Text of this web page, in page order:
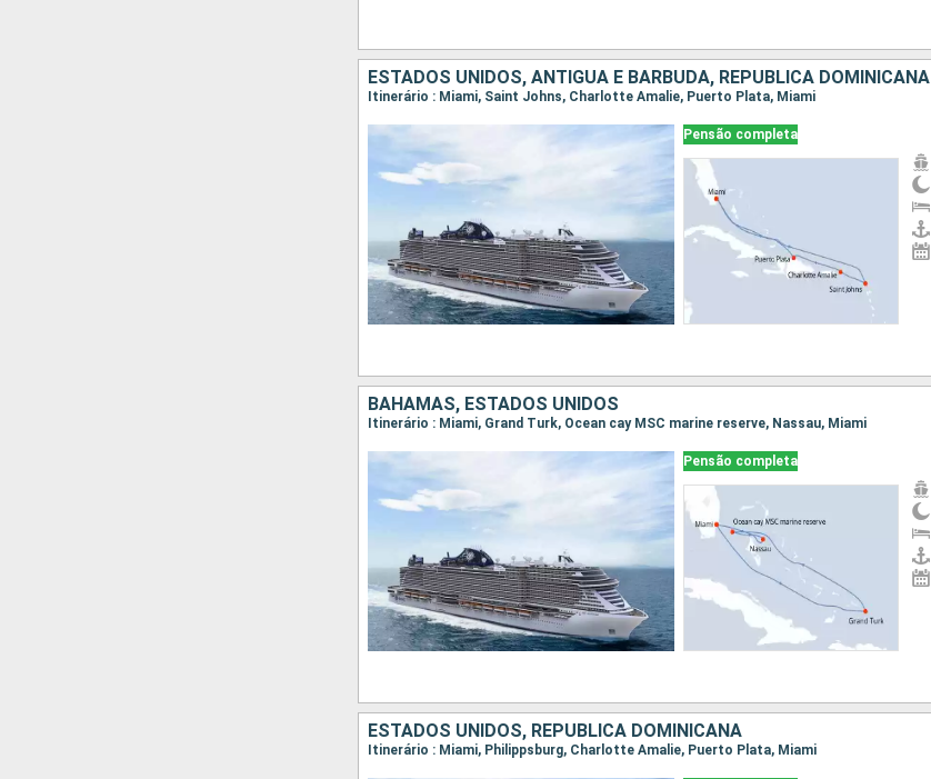
ESTADOS UNIDOS, ANTIGUA E BARBUDA, REPUBLICA DOMINICANA
Itinerário : Miami, Saint Johns, Charlotte Amalie, Puerto Plata, Miami
Pensão completa
BAHAMAS, ESTADOS UNIDOS
Itinerário : Miami, Grand Turk, Ocean cay MSC marine reserve, Nassau, Miami
Pensão completa
ESTADOS UNIDOS, REPUBLICA DOMINICANA
Itinerário : Miami, Philippsburg, Charlotte Amalie, Puerto Plata, Miami